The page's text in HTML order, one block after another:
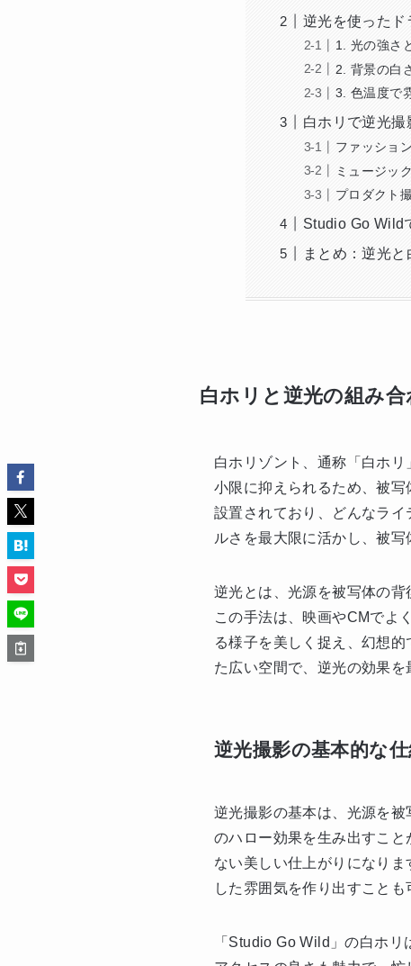
逆光を使ったド
1. 光の強さ
2. 背景の白
3. 色温度で
白ホリで逆光撮
ファッショ
ミュージッ
プロダクト
Studio Go Wild
まとめ：逆光
白ホリと逆光の組み
白ホリゾント、通称「白ホ
小限に抑えられるため、被
設置されており、どんなラ
ルさを最大限に活かし、被写
逆光とは、光源を被写体の背
この手法は、映画やCMでよ
る様子を美しく捉え、幻想
た広い空間で、逆光の効果を
逆光撮影の基本的な
逆光撮影の基本は、光源を
のハロー効果を生み出すこ
ない美しい仕上がりになり
した雰囲気を作り出すことも
「Studio Go Wild」の白ホ